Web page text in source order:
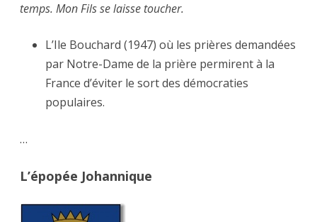
temps. Mon Fils se laisse toucher.
L’Ile Bouchard (1947) où les prières demandées
par Notre-Dame de la prière permirent à la
France d’éviter le sort des démocraties
populaires.
…
L’épopée Johannique